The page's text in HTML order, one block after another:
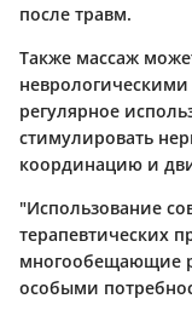
после травм.
Также массаж
регулярное
стимулировать
координацию и
"Использование
терапевтических
многообещающие
особыми